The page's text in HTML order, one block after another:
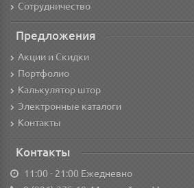
Сотрудничество
Предложения
Акции и Скидки
Портфолио
Калькулятор штор
Электронные каталоги
Контакты
Контакты
11:00 - 21:00 Ежедневно